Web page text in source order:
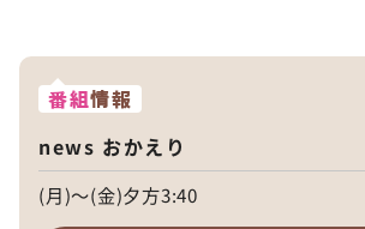
番組情報
news おかえり
(月)～(金)夕方3:40